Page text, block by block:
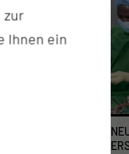
D
zur
Ihnen ein